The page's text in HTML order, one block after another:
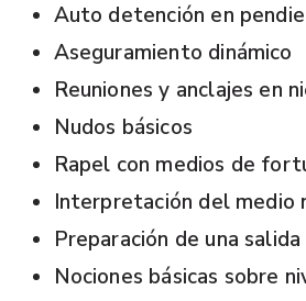
Auto detención en
Aseguramiento dinámico
Reuniones y anclajes en
Nudos básicos
Rapel con medios de
Interpretación del medio
Preparación de una
Nociones básicas sobre